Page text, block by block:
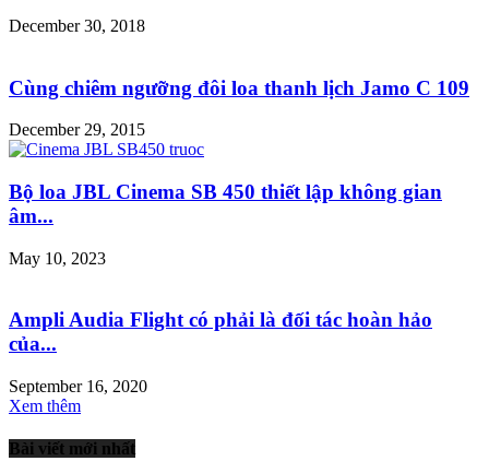
December 30, 2018
Cùng chiêm ngưỡng đôi loa thanh lịch Jamo C 109
December 29, 2015
Bộ loa JBL Cinema SB 450 thiết lập không gian
âm...
May 10, 2023
Ampli Audia Flight có phải là đối tác hoàn hảo
của...
September 16, 2020
Xem thêm
Bài viết mới nhất